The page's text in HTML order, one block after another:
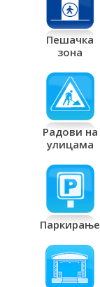
Пешачка
зона
Радови на
улицама
Паркирање